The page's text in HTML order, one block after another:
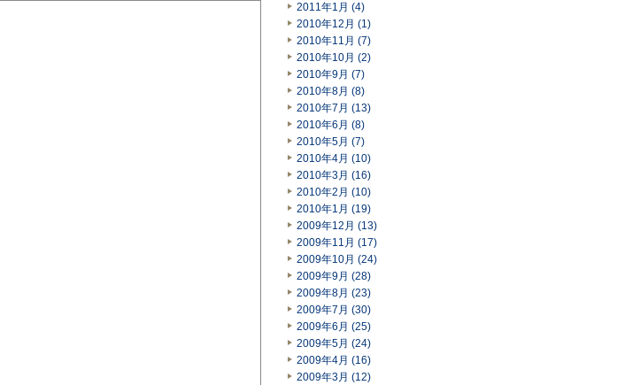
2011年1月 (4)
2010年12月 (1)
2010年11月 (7)
2010年10月 (2)
2010年9月 (7)
2010年8月 (8)
2010年7月 (13)
2010年6月 (8)
2010年5月 (7)
2010年4月 (10)
2010年3月 (16)
2010年2月 (10)
2010年1月 (19)
2009年12月 (13)
2009年11月 (17)
2009年10月 (24)
2009年9月 (28)
2009年8月 (23)
2009年7月 (30)
2009年6月 (25)
2009年5月 (24)
2009年4月 (16)
2009年3月 (12)